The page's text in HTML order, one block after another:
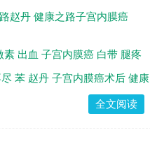
赵丹 健康之路子宫内膜癌
素 出血 子宫内膜癌 白带 腿疼
苯 赵丹 子宫内膜癌术后 健康
全文阅读